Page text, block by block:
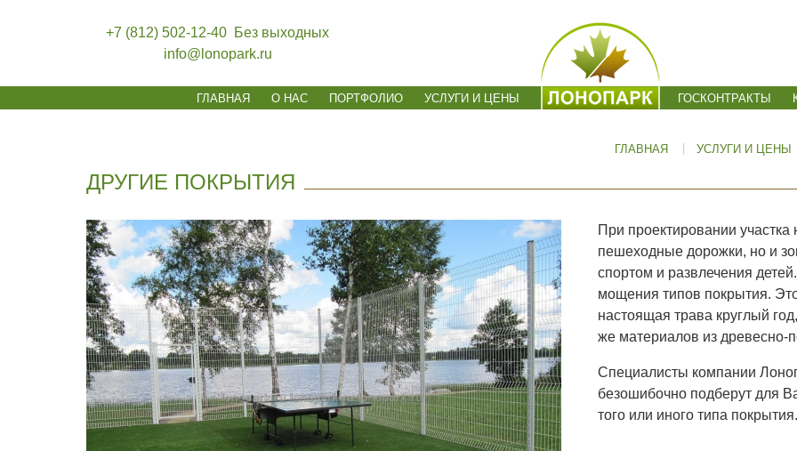
+7 (812) 502-12-40 Без выходных
info@lonopark.ru
ГЛАВНАЯ О НАС ПОРТФОЛИО УСЛУГИ И ЦЕНЫ ГОСКОНТРАКТЫ
ГЛАВНАЯ УСЛУГИ И ЦЕНЫ
ДРУГИЕ ПОКРЫТИЯ
При проектировании
пешеходные дорожки, но и
спортом и развлечения
мощения типов покрытия.
настоящая трава круглый
же материалов из древесно-
Специалисты компании
безошибочно подберут для
того или иного типа покрытия.